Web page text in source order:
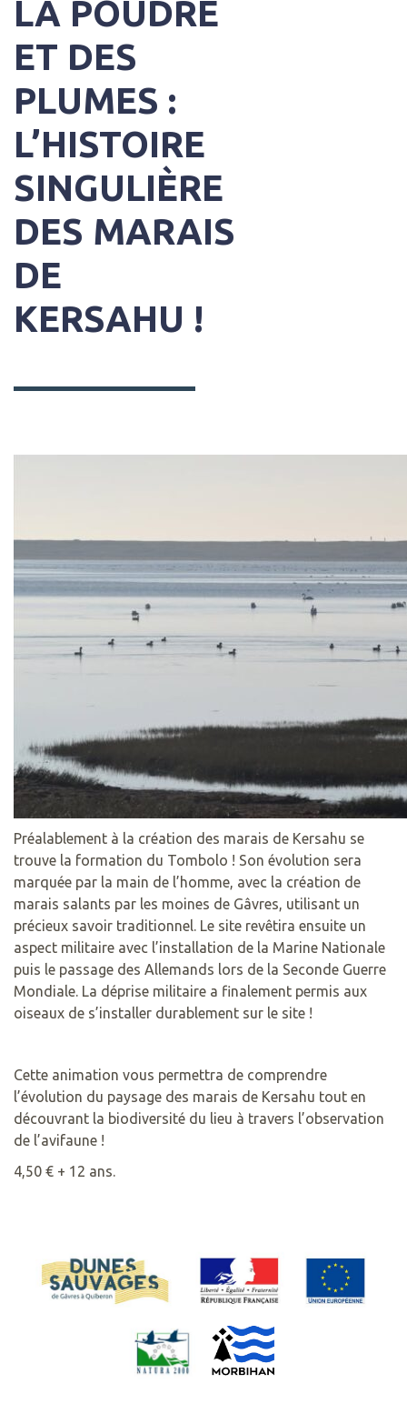
LA POUDRE
ET DES
PLUMES :
L’HISTOIRE
SINGULIÈRE
DES MARAIS
DE
KERSAHU !
Préalablement à la création des marais de Kersahu se
trouve la formation du Tombolo ! Son évolution sera
marquée par la main de l’homme, avec la création de
marais salants par les moines de Gâvres, utilisant un
précieux savoir traditionnel. Le site revêtira ensuite un
aspect militaire avec l’installation de la Marine Nationale
puis le passage des Allemands lors de la Seconde Guerre
Mondiale. La déprise militaire a finalement permis aux
oiseaux de s’installer durablement sur le site !
Cette animation vous permettra de comprendre
l’évolution du paysage des marais de Kersahu tout en
découvrant la biodiversité du lieu à travers l’observation
de l’avifaune !
4,50 € + 12 ans.